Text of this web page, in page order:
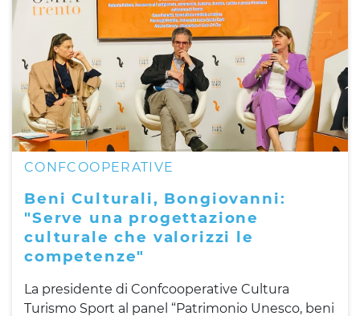
CONFCOOPERATIVE
Beni Culturali, Bongiovanni:
"Serve una progettazione
culturale che valorizzi le
competenze"
La presidente di Confcooperative Cultura
Turismo Sport al panel “Patrimonio Unesco, beni